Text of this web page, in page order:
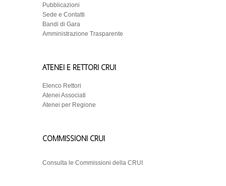
Pubblicazioni
Sede e Contatti
Bandi di Gara
Amministrazione Trasparente
ATENEI E RETTORI CRUI
Elenco Rettori
Atenei Associati
Atenei per Regione
COMMISSIONI CRUI
Consulta le Commissioni della CRUI